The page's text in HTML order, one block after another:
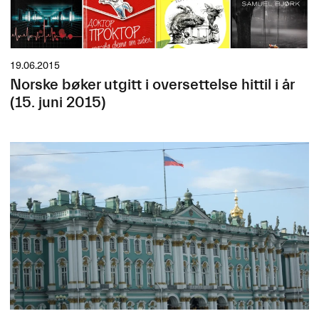
19.06.2015
Norske bøker utgitt i oversettelse hittil i år
(15. juni 2015)